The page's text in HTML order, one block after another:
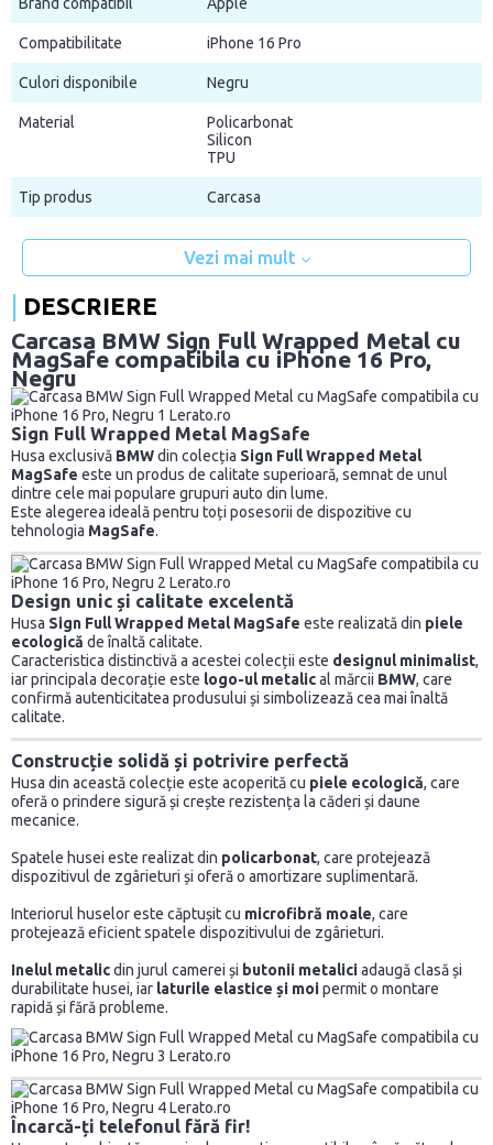
Compatibilitate iPhone 16 Pro
Culori disponibile Negru
Material
Policarbonat
Silicon
TPU
Tip produs Carcasa
Vezi mai mult
DESCRIERE
Carcasa BMW Sign Full Wrapped Metal cu
MagSafe compatibila cu iPhone 16 Pro,
Negru
Sign Full Wrapped Metal MagSafe
Husa exclusivă BMWdin colecția Sign Full Wrapped Metal
MagSafe este un produs de calitate superioară, semnat de unul
dintre cele mai populare grupuri auto din lume.
Este alegerea ideală pentru toți posesorii de dispozitive cu
tehnologia MagSafe.
Design unic și calitate excelentă
Husa Sign Full Wrapped Metal MagSafe este realizată din piele
ecologică de înaltă calitate.
Caracteristica distinctivă a acestei colecții este designul minimalist,
iar principala decorație este logo-ul metalical mărcii BMW, care
confirmă autenticitatea produsului și simbolizează cea mai înaltă
calitate.
Construcție solidă și potrivire perfectă
Husa din această colecție este acoperită cu piele ecologică, care
oferă o prindere sigură și crește rezistența la căderi și daune
mecanice.
Spatele husei este realizat din policarbonat, care protejează
dispozitivul de zgârieturi și oferă o amortizare suplimentară.
Interiorul huselor este căptușit cu microfibră moale, care
protejează eficient spatele dispozitivului de zgârieturi.
Inelul metalicdin jurul camerei și butonii metaliciadaugă clasă și
durabilitate husei, iar laturile elastice și moipermit o montare
rapidă și fără probleme.
Încarcă-ți telefonul fără fir!